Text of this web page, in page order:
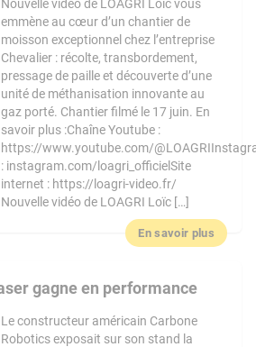
Nouvelle vidéo de LOAGRI Loïc vous
emmène au cœur d’un chantier de
moisson exceptionnel chez l’entreprise
Chevalier : récolte, transbordement,
pressage de paille et découverte d’une
unité de méthanisation innovante au
gaz porté. Chantier filmé le 17 juin. En
savoir plus :Chaîne Youtube :
https://www.youtube.com/
: instagram.com/loagri_officielSite
internet : https://loagri-video.fr/
Nouvelle vidéo de LOAGRI Loïc […]
En savoir plus
gagne en performance
Le constructeur américain Carbone
Robotics exposait sur son stand la